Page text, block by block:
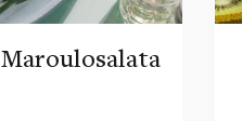
Maroulosalata